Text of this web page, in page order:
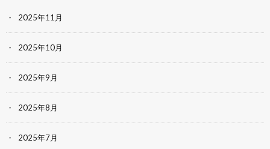
2025年11月
2025年10月
2025年9月
2025年8月
2025年7月